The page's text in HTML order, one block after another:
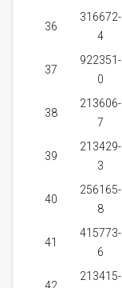
36
316672-
4
37
922351-
0
38
213606-
7
39
213429-
3
40
256165-
8
41
415773-
6
213415-